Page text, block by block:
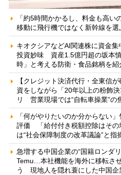
「約5時間かかるし、料金も高
移動に飛行機ではなく新幹線を選
キオクシアなどAI関連株に資金集
投資妙味 資産1.5億円超の坂本
時」と考える防衛・食品銘柄を紹
【クレジット決済代行・全東信
資をしながら「20年以上の粉飾
リ 営業現場では“自転車操業”の
「何がやりたいのか分からない
評価 「給付付き税額控除はその
は“社会保障制度の改革議論”と指
急増する中国企業の“国籍ロンダ
Temu…本社機能を海外に移転さ
う 現地人を隠れ蓑にした中国企